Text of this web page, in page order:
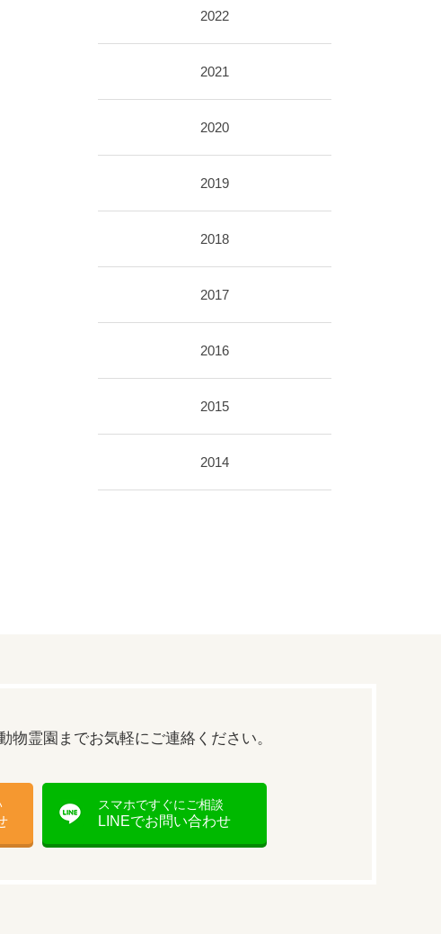
2022
2021
2020
2019
2018
2017
2016
2015
2014
物霊園までお気軽にご連絡ください。
スマホですぐにご相談
LINEでお問い合わせ